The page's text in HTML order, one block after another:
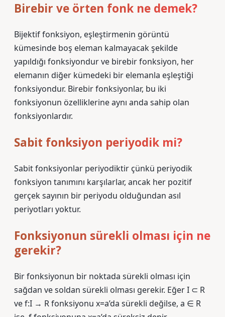
Birebir ve örten fonk ne demek?
Bijektif fonksiyon, eşleştirmenin görüntü
kümesinde boş eleman kalmayacak şekilde
yapıldığı fonksiyondur ve birebir fonksiyon, her
elemanın diğer kümedeki bir elemanla eşleştiği
fonksiyondur. Birebir fonksiyonlar, bu iki
fonksiyonun özelliklerine aynı anda sahip olan
fonksiyonlardır.
Sabit fonksiyon periyodik mi?
Sabit fonksiyonlar periyodiktir çünkü periyodik
fonksiyon tanımını karşılarlar, ancak her pozitif
gerçek sayının bir periyodu olduğundan asıl
periyotları yoktur.
Fonksiyonun sürekli olması için ne
gerekir?
Bir fonksiyonun bir noktada sürekli olması için
sağdan ve soldan sürekli olması gerekir. Eğer I ⊂ R
ve f:I → R fonksiyonu x=a’da sürekli değilse, a ∈ R